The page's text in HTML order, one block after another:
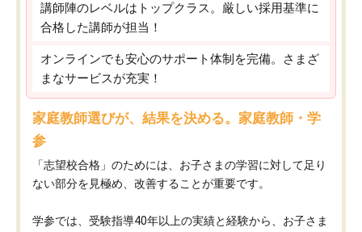
講師陣のレベルはトップクラス。厳しい採用基準に
合格した講師が担当！
オンラインでも安心のサポート体制を完備。さまざ
まなサービスが充実！
家庭教師選びが、結果を決める。家庭教師・学
参
「志望校合格」のためには、お子さまの学習に対して足り
ない部分を見極め、改善することが重要です。
学参では、受験指導40年以上の実績と経験から、お子さま